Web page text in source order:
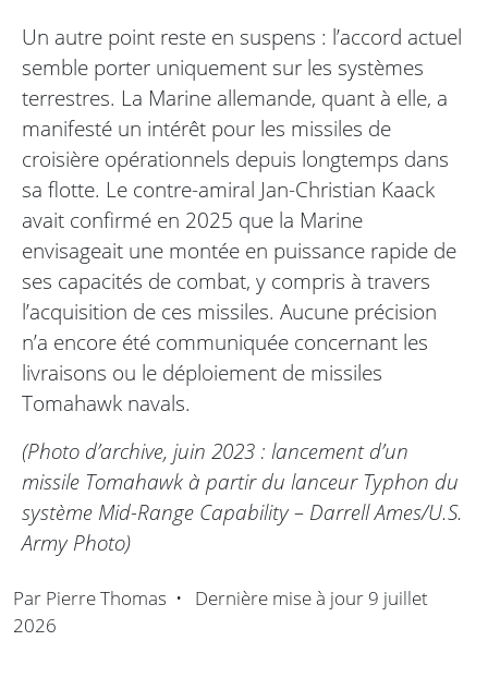
Un autre point reste en suspens : l’accord actuel
semble porter uniquement sur les systèmes
terrestres. La Marine allemande, quant à elle, a
manifesté un intérêt pour les missiles de
croisière opérationnels depuis longtemps dans
sa flotte. Le contre-amiral Jan-Christian Kaack
avait confirmé en 2025 que la Marine
envisageait une montée en puissance rapide de
ses capacités de combat, y compris à travers
l’acquisition de ces missiles. Aucune précision
n’a encore été communiquée concernant les
livraisons ou le déploiement de missiles
Tomahawk navals.
(Photo d’archive, juin 2023 : lancement d’un
missile Tomahawk à partir du lanceur Typhon du
système Mid-Range Capability – Darrell Ames/U.S.
Army Photo)
Par Pierre Thomas • Dernière mise à jour 9 juillet
2026